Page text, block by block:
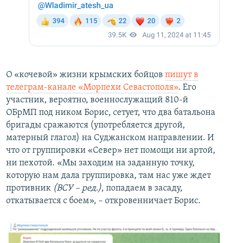
О «кочевой» жизни крымских бойцов пишут в
телеграм-канале «Морпехи Севастополя». Его
участник, вероятно, военнослужащий 810-й
ОБрМП под ником Борис, сетует, что два батальона
бригады сражаются (употребляется другой,
матерный глагол) на Суджанском направлении. И
что от группировки «Север» нет помощи ни артой,
ни пехотой. «Мы заходим на заданную точку,
которую нам дала группировка, там нас уже ждет
противник (ВСУ – ред.), попадаем в засаду,
откатывается с боем», – откровенничает Борис.